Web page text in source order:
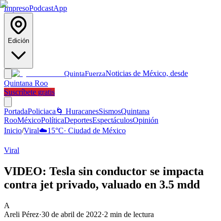
ImpresoPodcastApp
Edición
QuintaFuerzaNoticias de México, desde
Quintana Roo
Suscríbete gratis
PortadaPoliciaca 🌀 HuracanesSismosQuintana
RooMéxicoPolíticaDeportesEspectáculosOpinión
Inicio/Viral☁️15°C· Ciudad de México
Viral
VIDEO: Tesla sin conductor se impacta
contra jet privado, valuado en 3.5 mdd
A
Areli Pérez·30 de abril de 2022·2 min de lectura